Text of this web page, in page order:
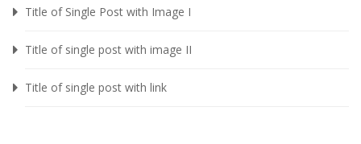
Title of Single Post with Image I
Title of single post with image II
Title of single post with link